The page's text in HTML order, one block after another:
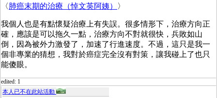
〈肺癌末期的治療（悼文英阿姨） 〉
我個人也是有點懷疑治療上有失誤。很多情形下，治療方向正
確，應該是可以拖久一點，治療方向不對就很快，兵敗如山
倒，因為被外力激發了，加速了行進速度。不過，這只是我一
個非專業的猜想，我對於癌症完全沒有對策，讓我碰上了也只
能傻眼。
edited: 1
本人已不在此站活動